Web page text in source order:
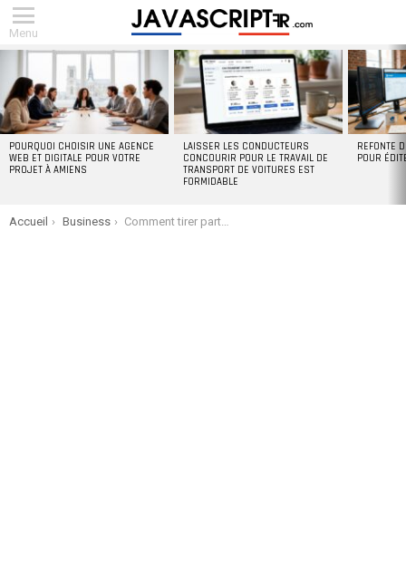
Menu
POURQUOI CHOISIR UNE AGENCE
WEB ET DIGITALE POUR VOTRE
PROJET À AMIENS
LAISSER LES CONDUCTEURS
CONCOURIR POUR LE TRAVAIL DE
TRANSPORT DE VOITURES EST
FORMIDABLE
REFONTE
POUR
You are here:
Accueil Business Comment tirer parti des chansons populaires pour développer votre carrière musicale ?